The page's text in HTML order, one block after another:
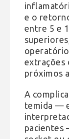
e o
entre 5 e
extrações
próximos
A
temida —
pacientes